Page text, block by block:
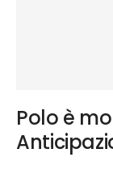
Polo è